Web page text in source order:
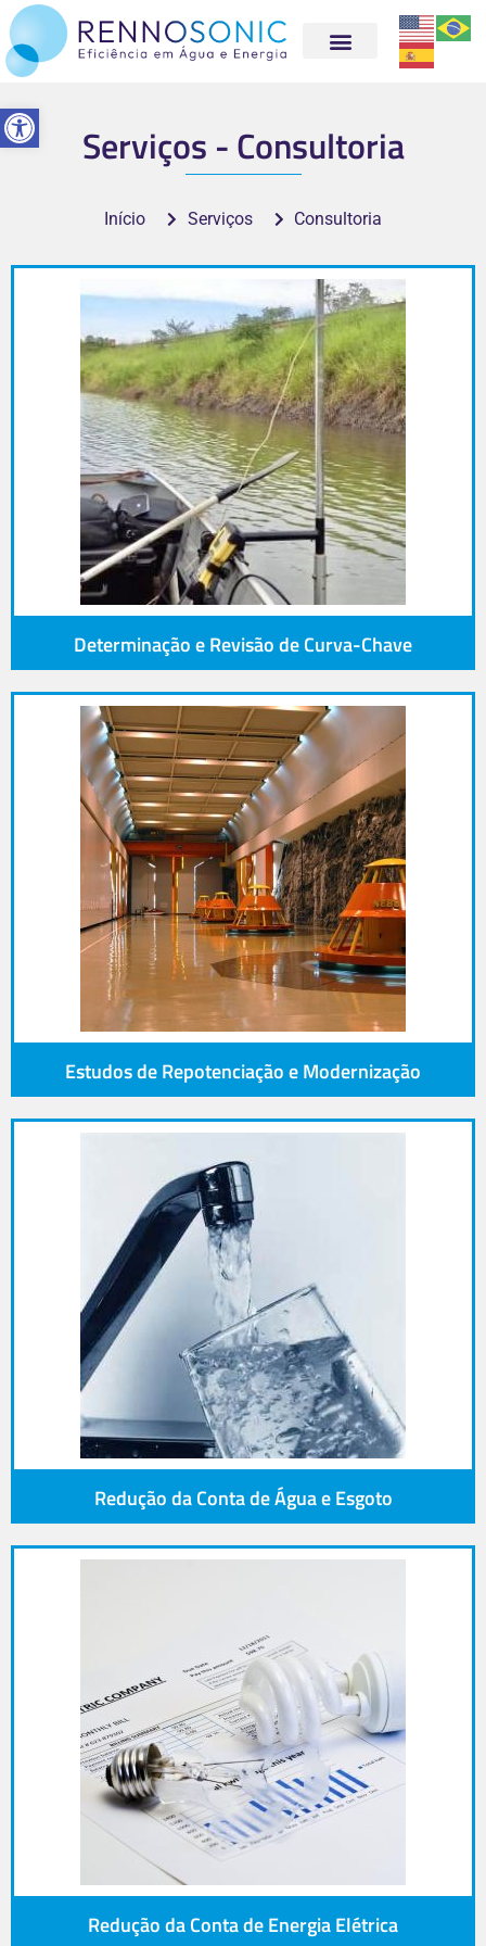
Abrir a barra de ferramentas
Serviços - Consultoria
Início Serviços Consultoria
Determinação e Revisão de Curva-Chave
Estudos de Repotenciação e Modernização
Redução da Conta de Água e Esgoto
Redução da Conta de Energia Elétrica